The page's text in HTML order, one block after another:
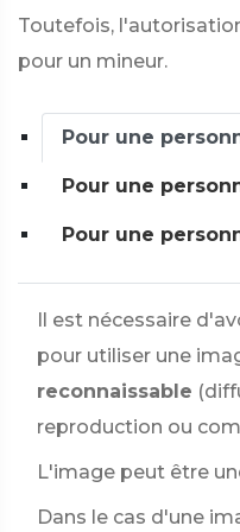
Toutefois,
pour un mineur.
Pour une
Pour une
Pour une
Il est nécessaire
pour utiliser une
reconnaissable
reproduction ou
L'image peut être
Dans le cas d'une